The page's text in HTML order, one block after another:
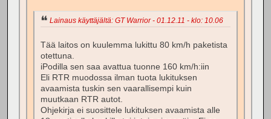
Lainaus käyttäjältä: GT Warrior - 01.12.11 - klo: 10.06
Tää laitos on kuulemma lukittu 80 km/h paketista
otettuna.
iPodilla sen saa avattua tuonne 160 km/h:iin
Eli RTR muodossa ilman tuota lukituksen
avaamista tuskin sen vaarallisempi kuin
muutkaan RTR autot.
Ohjekirja ei suosittele lukituksen avaamista alle